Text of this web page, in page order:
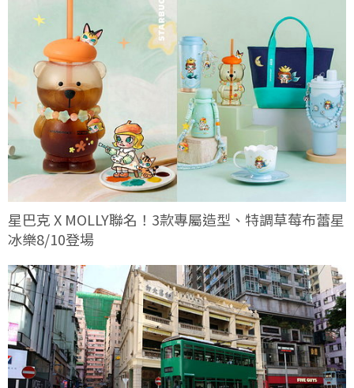
星巴克 X MOLLY聯名！3款專屬造型、特調草莓布蕾星
冰樂8/10登場